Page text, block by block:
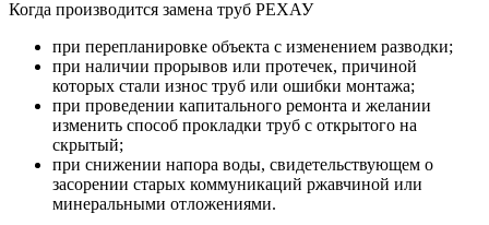
Когда производится замена труб РЕХАУ
при перепланировке объекта с изменением разводки;
при наличии прорывов или протечек, причиной
которых стали износ труб или ошибки монтажа;
при проведении капитального ремонта и желании
изменить способ прокладки труб с открытого на
скрытый;
при снижении напора воды, свидетельствующем о
засорении старых коммуникаций ржавчиной или
минеральными отложениями.